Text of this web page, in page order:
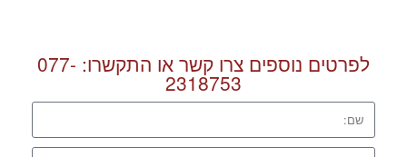
לפרטים נוספים צרו קשר או התקשרו: 077-
2318753